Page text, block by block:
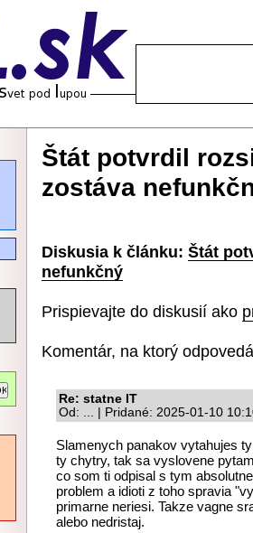
Štát potvrdil
zostáva
Diskusia k článku: Štát
nefunkčný
Prispievajte do diskusií ako
Komentár, na ktorý
Re: statne IT
Od: ... | Pridané: 2025-01-10
Slamenych panakov vytahujes
ty chytry, tak sa vyslovene
co som ti odpisal s tym
problem a idioti z toho spravia
primarne neriesi. Takze vagne
alebo nedristaj.